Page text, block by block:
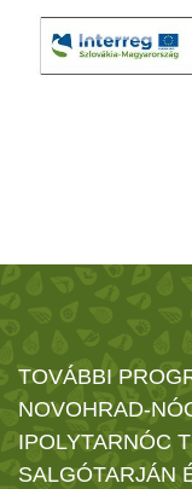
TOVÁBBI
NOVOHRAD-
IPOLYTARNÓC
SALGÓTARJÁN